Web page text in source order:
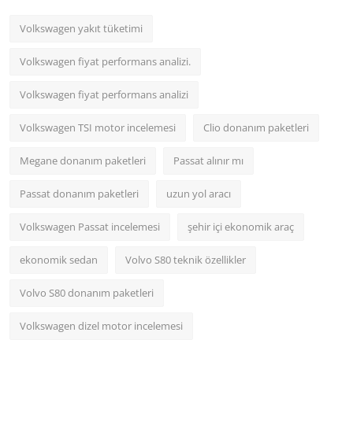
Volkswagen yakıt tüketimi
Volkswagen fiyat performans analizi.
Volkswagen fiyat performans analizi
Volkswagen TSI motor incelemesi Clio donanım paketleri
Megane donanım paketleri Passat alınır mı
Passat donanım paketleri uzun yol aracı
Volkswagen Passat incelemesi şehir içi ekonomik araç
ekonomik sedan Volvo S80 teknik özellikler
Volvo S80 donanım paketleri
Volkswagen dizel motor incelemesi